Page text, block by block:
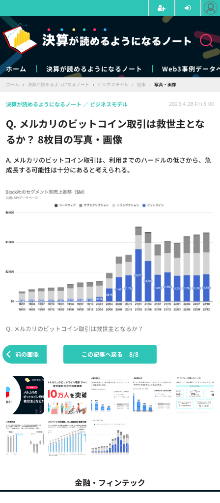
ホーム 決算が読めるようになるノート Web3事例データ
ホーム › 決算が読めるようになるノート › ビジネスモデル › 記事 › 写真・画像
Q. メルカリのビットコイン取引は救世主とな
るか？ 8枚目の写真・画像
A. メルカリのビットコイン取引は、利用までのハードルの低さから、急
成長する可能性は十分にあると考えられる。
決算が読めるようになるノート ビジネスモデル 2023.4.28 Fri 6:00
Q. メルカリのビットコイン取引は救世主となるか？
前の画像 この記事へ戻る 8/8
金融・フィンテック